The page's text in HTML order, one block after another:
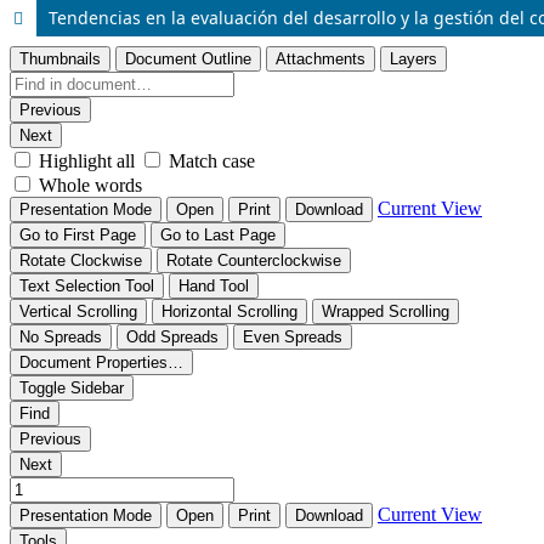
Tendencias en la evaluación del desarrollo y la gestión del